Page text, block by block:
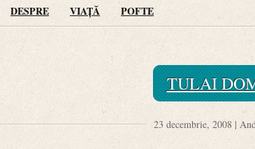
DESPRE VIAȚĂ POFTE
TULAI
23 decembrie, 2008 |